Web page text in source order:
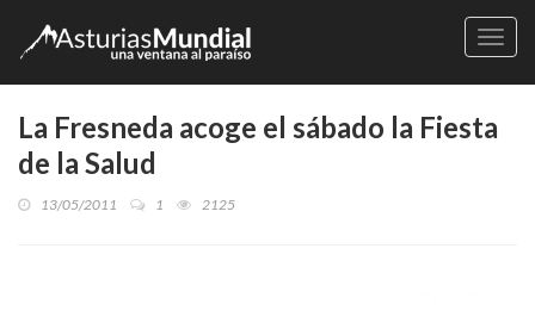
La Fresneda acoge el sábado la Fiesta
de la Salud
13/05/2011 1 2125